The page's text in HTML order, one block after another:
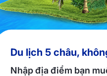
Du lịch 5 châu,
Nhập địa điểm bạn